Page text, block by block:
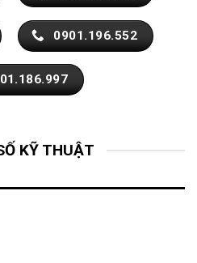
0901.196.552
KỸ THUẬT